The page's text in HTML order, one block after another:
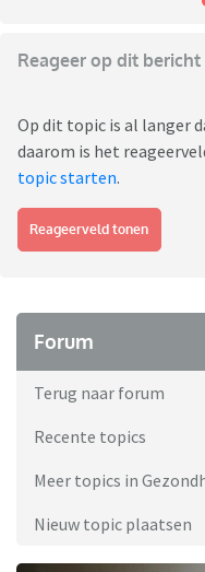
Reageer op dit bericht
Op dit topic is al langer
daarom is het
topic starten.
Reageerveld tonen
Forum
Terug naar forum
Recente topics
Meer topics in
Nieuw topic plaatsen